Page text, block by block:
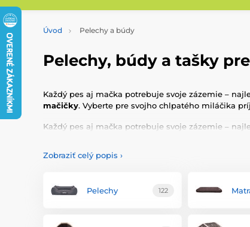
Úvod Pelechy a búdy
Pelechy, búdy a tašky
Každý pes aj mačka potrebuje svoje zázemie –
mačičky. Vyberte pre svojho chlpatého miláčika
Každý pes aj mačka potrebuje svoje zázemie –
Zobraziť celý popis ›
Pelechy 122